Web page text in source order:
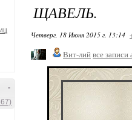
-
ЩАВЕЛЬ.
Четверг, 18 Июня 2015 г. 13:14
Вит-лий все записи